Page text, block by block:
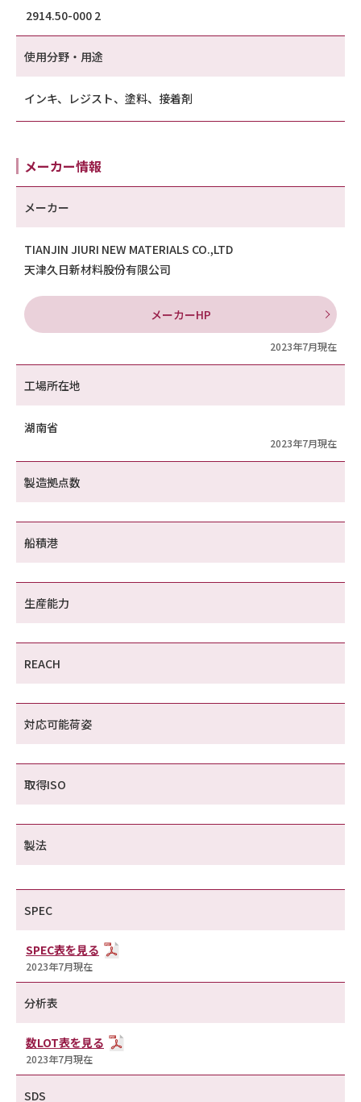
2914.50-000 2
使用分野・用途
インキ、レジスト、塗料、接着剤
メーカー情報
メーカー
TIANJIN JIURI NEW MATERIALS CO.,LTD
天津久日新材料股份有限公司
メーカーHP
2023年7月現在
工場所在地
湖南省
2023年7月現在
製造拠点数
船積港
生産能力
REACH
対応可能荷姿
取得ISO
製法
SPEC
SPEC表を見る
2023年7月現在
分析表
数LOT表を見る
2023年7月現在
SDS